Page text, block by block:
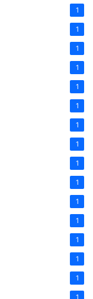
1
1
1
1
1
1
1
1
1
1
1
1
1
1
1
1